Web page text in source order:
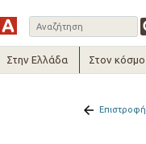
Στην Ελλάδα Στον κόσμο
Επιστροφή